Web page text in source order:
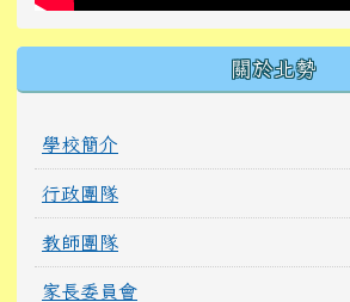
關於北勢
學校簡介
行政團隊
教師團隊
家長委員會